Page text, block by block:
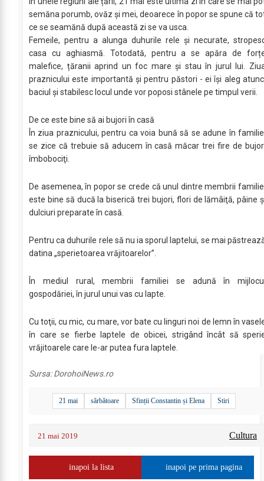
semăna porumb, ovăz și mei, deoarece în popor se spune că
ce se seamănă după această zi se va usca.
Femeile, pentru a alunga duhurile rele și necurate,
casa cu aghiasmă. Totodată, pentru a se apăra de
malefice, țăranii aprind un foc mare și stau în jurul lui.
praznicului este importantă şi pentru păstori - ei îşi aleg
baciul și stabilesc locul unde vor poposi stânele pe timpul verii.
De ce este bine să ai bujori în casă
În ziua praznicului, pentru ca voia bună să se adune în
se zice că trebuie să aducem în casă măcar trei fire de
îmbobociţi.
De asemenea, în popor se crede că unul dintre membrii
este bine să ducă la biserică trei bujori, flori de lămâiţă, pâine
dulciuri preparate în casă.
Pentru ca duhurile rele să nu ia sporul laptelui, se mai
datina „sperietoarea vrăjitoarelor”.
În mediul rural, membrii familiei se adună în
gospodăriei, în jurul unui vas cu lapte.
Cu toţii, cu mic, cu mare, vor bate cu linguri noi de lemn în
în care se fierbe laptele de obicei, strigând încât să
vrăjitoarele care le-ar putea fura laptele.
Sursa:DorohoiNews.ro
21 mai sărbătoare Sfinții Constantin și Elena Stiri
21 mai 2019 Cultura
inapoi la lista inapoi pe prima pagina